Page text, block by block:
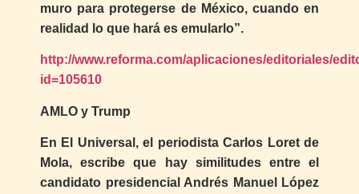
muro para protegerse de México, cuando en
realidad lo que hará es emularlo”.
http://www.reforma.com/aplicaciones/editoriales/
id=105610
AMLO y Trump
En El Universal, el periodista Carlos Loret de
Mola, escribe que hay similitudes entre el
candidato presidencial Andrés Manuel López